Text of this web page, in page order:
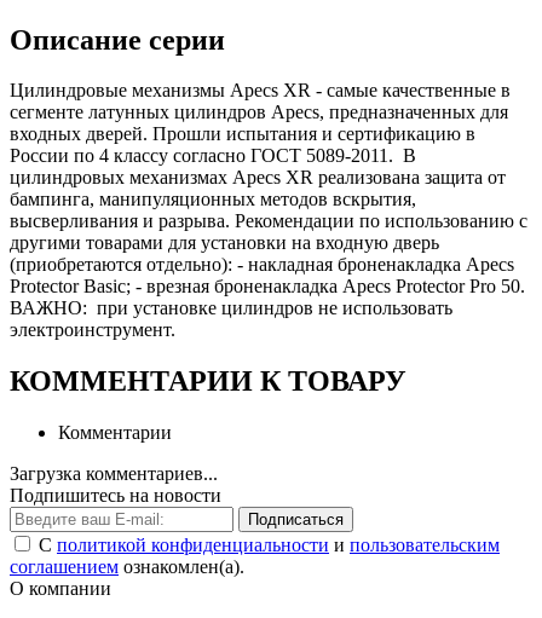
Описание серии
Цилиндровые механизмы Apecs XR - самые качественные в
сегменте латунных цилиндров Apecs, предназначенных для
входных дверей. Прошли испытания и сертификацию в
России по 4 классу согласно ГОСТ 5089-2011. В
цилиндровых механизмах Apecs XR реализована защита от
бампинга, манипуляционных методов вскрытия,
высверливания и разрыва. Рекомендации по использованию с
другими товарами для установки на входную дверь
(приобретаются отдельно): - накладная броненакладка Apecs
Protector Basic; - врезная броненакладка Apecs Protector Pro 50.
ВАЖНО: при установке цилиндров не использовать
электроинструмент.
КОММЕНТАРИИ К ТОВАРУ
Комментарии
Загрузка комментариев...
Подпишитесь на новости
Подписаться
С политикой конфиденциальности и пользовательским
соглашением ознакомлен(а).
О компании